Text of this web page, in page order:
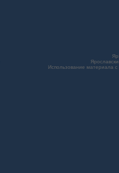
Использование материала